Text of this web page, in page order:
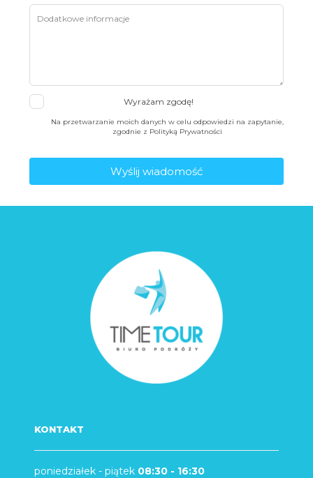
Wyrażam zgodę!
Na przetwarzanie moich danych w celu odpowiedzi na zapytanie,
zgodnie z Polityką Prywatności
Wyślij wiadomość
KONTAKT
poniedziałek - piątek 08:30 - 16:30